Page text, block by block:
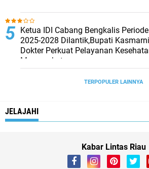
Ketua IDI Cabang Bengkalis Periode
2025-2028 Dilantik,Bupati
Dokter Perkuat Pelayanan
Masyarakat
TERPOPULER LAINNYA
JELAJAHI
Kabar Lintas Riau